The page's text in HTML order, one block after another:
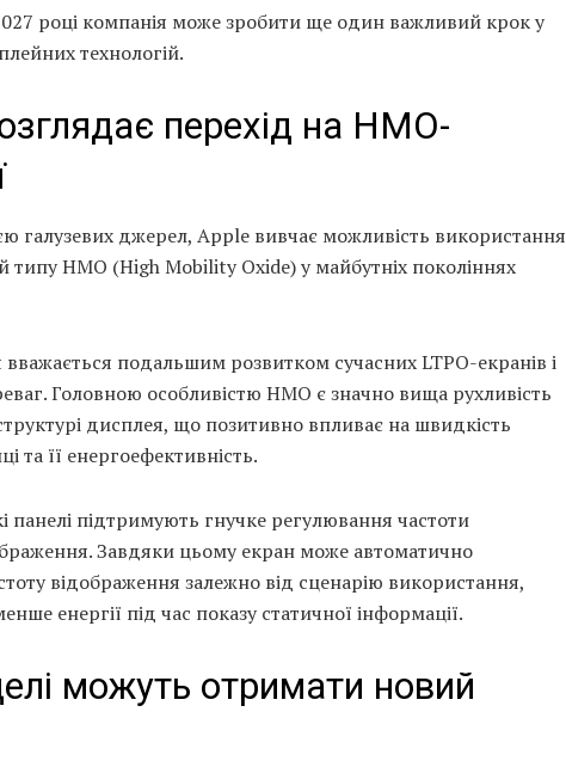
році компанія може зробити ще один важливий крок у
технологій.
перехід на HMO-
галузевих джерел, Apple вивчає можливість використання
типу HMO (High Mobility Oxide) у майбутніх поколіннях
вважається подальшим розвитком сучасних LTPO-екранів і
Головною особливістю HMO є значно вища рухливість
дисплея, що позитивно впливає на швидкість
та її енергоефективність.
панелі підтримують гнучке регулювання частоти
Завдяки цьому екран може автоматично
відображення залежно від сценарію використання,
енергії під час показу статичної інформації.
можуть отримати новий